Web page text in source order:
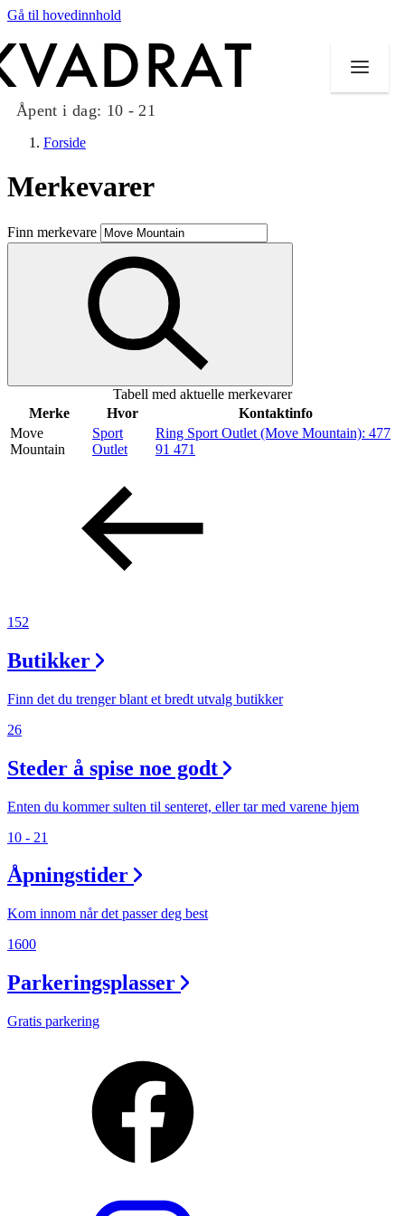
Gå til hovedinnhold
Åpent i dag: 10 - 21
Butikker
Mat og drikke
Taket på Kvadrat
Aktiviteter
Inspirasjon
Åpningstider
Ledige stillinger
Magasin
Forside
Merkevarer
Finn merkevare
Tabell med aktuelle merkevarer
Merke
Hvor
Kontaktinfo
Move
Mountain
Sport
Outlet
Ring Sport Outlet (Move Mountain): 477
91 471
152
Butikker
Finn det du trenger blant et bredt utvalg butikker
26
Steder å spise noe godt
Enten du kommer sulten til senteret, eller tar med varene hjem
10 - 21
Åpningstider
Kom innom når det passer deg best
1600
Parkeringsplasser
Gratis parkering